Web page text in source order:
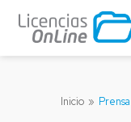
Inicio »